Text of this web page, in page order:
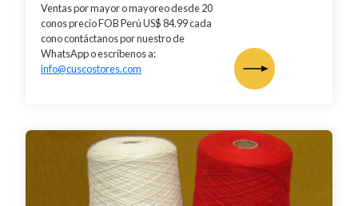
Ventas por mayor o mayoreo desde 20
conos precio FOB Perú US$ 84.99 cada
cono contáctanos por nuestro de
WhatsApp o escríbenos a:
info@cuscostores.com